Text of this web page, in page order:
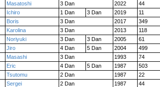
Masatoshi 3 Dan 2022 44
Ichiro 1 Dan 3 Dan 2019 11
Boris 3 Dan 2017 349
Karolina 3 Dan 2013 118
Noriyuki 3 Dan 3 Dan 2005 61
Jiro 4 Dan 5 Dan 2004 499
Masashi 3 Dan 1993 74
Eric 4 Dan 5 Dan 1987 503
Tsutomu 2 Dan 1987 22
Sergei 2 Dan 1987 44